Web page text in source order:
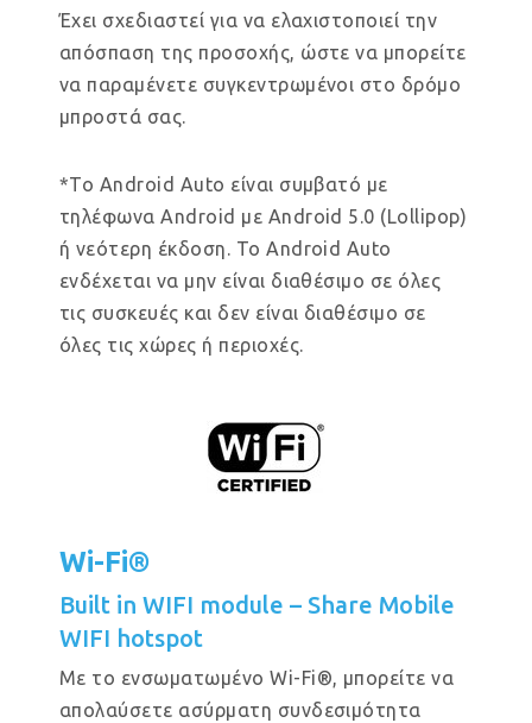
Έχει σχεδιαστεί για να ελαχιστοποιεί την
απόσπαση της προσοχής, ώστε να μπορείτε
να παραμένετε συγκεντρωμένοι στο δρόμο
μπροστά σας.
*Το Android Auto είναι συμβατό με
τηλέφωνα Android με Android 5.0 (Lollipop)
ή νεότερη έκδοση. Το Android Auto
ενδέχεται να μην είναι διαθέσιμο σε όλες
τις συσκευές και δεν είναι διαθέσιμο σε
όλες τις χώρες ή περιοχές.
Wi-Fi®
Built in WIFI module – Share Mobile
WIFI hotspot
Με το ενσωματωμένο Wi-Fi®, μπορείτε να
απολαύσετε ασύρματη συνδεσιμότητα